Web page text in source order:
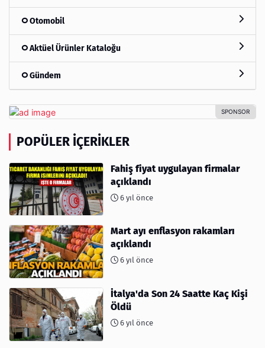
Otomobil
Aktüel Ürünler Kataloğu
Gündem
POPÜLER İÇERIKLER
Fahiş fiyat uygulayan firmalar
açıklandı
6 yıl önce
Mart ayı enflasyon rakamları
açıklandı
6 yıl önce
İtalya'da Son 24 Saatte Kaç Kişi
Öldü
6 yıl önce